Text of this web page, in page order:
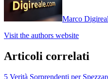
Marco
Visit the authors website
Articoli correlati
5 Verità Sorprendenti per